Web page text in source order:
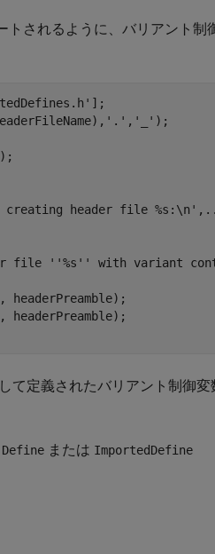
されるように、バリアント制
];
'.' , '_' );
);
creating header file %s:\n' ,
file ''%s'' with variant
, headerPreamble);
て定義されたバリアント制御
Define または ImportedDefine